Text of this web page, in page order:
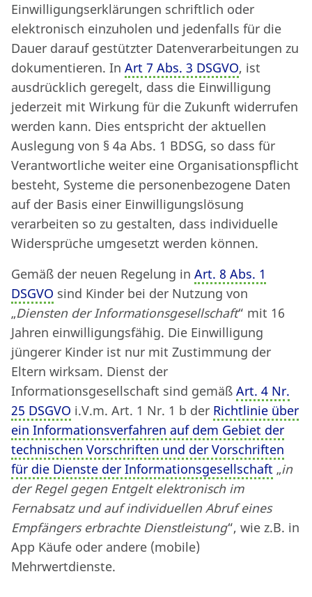
Einwilligungserklärungen schriftlich oder
elektronisch einzuholen und jedenfalls für die
Dauer darauf gestützter Datenverarbeitungen zu
dokumentieren. In Art 7 Abs. 3 DSGVO, ist
ausdrücklich geregelt, dass die Einwilligung
jederzeit mit Wirkung für die Zukunft widerrufen
werden kann. Dies entspricht der aktuellen
Auslegung von § 4a Abs. 1 BDSG, so dass für
Verantwortliche weiter eine Organisationspflicht
besteht, Systeme die personenbezogene Daten
auf der Basis einer Einwilligungslösung
verarbeiten so zu gestalten, dass individuelle
Widersprüche umgesetzt werden können.
Gemäß der neuen Regelung in Art. 8 Abs. 1
DSGVO sind Kinder bei der Nutzung von
„Diensten der Informationsgesellschaft“ mit 16
Jahren einwilligungsfähig. Die Einwilligung
jüngerer Kinder ist nur mit Zustimmung der
Eltern wirksam. Dienst der
Informationsgesellschaft sind gemäß Art. 4 Nr.
25 DSGVO i.V.m. Art. 1 Nr. 1 b der Richtlinie über
ein Informationsverfahren auf dem Gebiet der
technischen Vorschriften und der Vorschriften
für die Dienste der Informationsgesellschaft „in
der Regel gegen Entgelt elektronisch im
Fernabsatz und auf individuellen Abruf eines
Empfängers erbrachte Dienstleistung“, wie z.B. in
App Käufe oder andere (mobile)
Mehrwertdienste.